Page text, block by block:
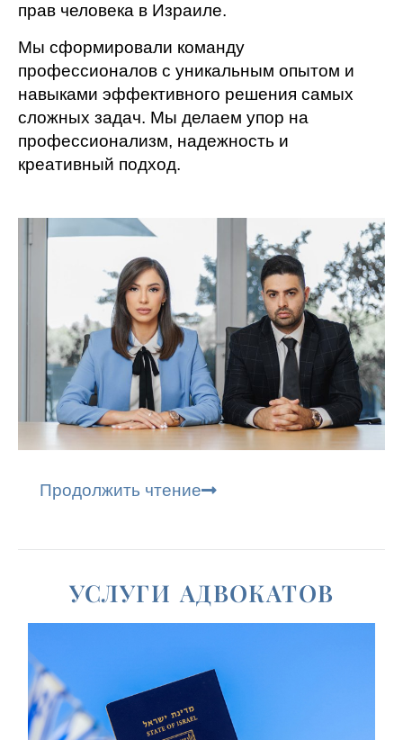
прав человека в Израиле.
Мы сформировали команду
профессионалов с уникальным опытом и
навыками эффективного решения самых
сложных задач. Мы делаем упор на
профессионализм, надежность и
креативный подход.
Продолжить чтение
УСЛУГИ АДВОКАТОВ